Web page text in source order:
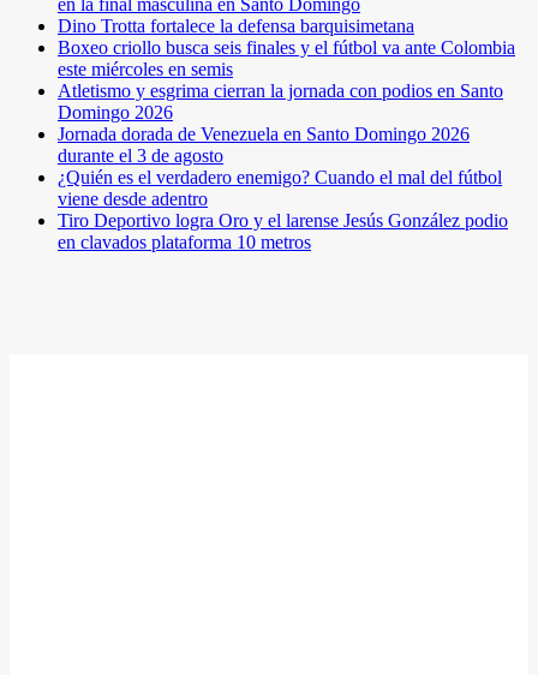
en la final masculina en Santo Domingo
Dino Trotta fortalece la defensa barquisimetana
Boxeo criollo busca seis finales y el fútbol va ante Colombia
este miércoles en semis
Atletismo y esgrima cierran la jornada con podios en Santo
Domingo 2026
Jornada dorada de Venezuela en Santo Domingo 2026
durante el 3 de agosto
¿Quién es el verdadero enemigo? Cuando el mal del fútbol
viene desde adentro
Tiro Deportivo logra Oro y el larense Jesús González podio
en clavados plataforma 10 metros